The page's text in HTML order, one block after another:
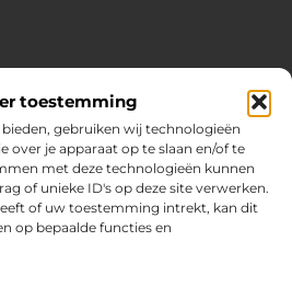
toestemming
gebruiken wij technologieën
over je apparaat op te slaan en/of te
met deze technologieën kunnen
of unieke ID's op deze site verwerken.
of uw toestemming intrekt, kan dit
op bepaalde functies en
en praktische tips voor het
blogs en artikelen boordevol
inzichten om elke dag